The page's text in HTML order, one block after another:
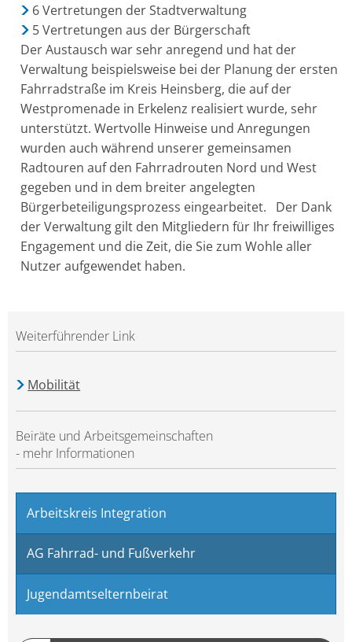
6 Vertretungen der Stadtverwaltung
5 Vertretungen aus der Bürgerschaft
Der Austausch war sehr anregend und hat der
Verwaltung beispielsweise bei der Planung der ersten
Fahrradstraße im Kreis Heinsberg, die auf der
Westpromenade in Erkelenz realisiert wurde, sehr
unterstützt. Wertvolle Hinweise und Anregungen
wurden auch während unserer gemeinsamen
Radtouren auf den Fahrradrouten Nord und West
gegeben und in dem breiter angelegten
Bürgerbeteiligungsprozess eingearbeitet. Der Dank
der Verwaltung gilt den Mitgliedern für Ihr freiwilliges
Engagement und die Zeit, die Sie zum Wohle aller
Nutzer aufgewendet haben.
Weiterführender Link
Mobilität
Beiräte und Arbeitsgemeinschaften
- mehr Informationen
Arbeitskreis Integration
AG Fahrrad- und Fußverkehr
Jugendamtselternbeirat